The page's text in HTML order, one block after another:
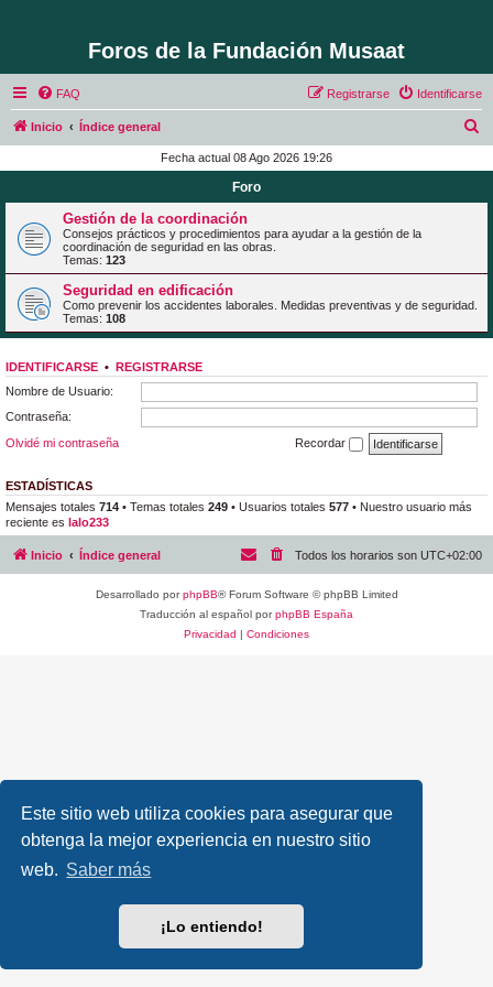
Este sitio web utiliza cookies para asegurar que
obtenga la mejor experiencia en nuestro sitio
web. Saber más
¡Lo entiendo!
Foros de la Fundación Musaat
FAQ Identificarse
Registrarse
Inicio Índice general
c
Fecha actual 08 Ago 2026 19:26
Foro
Gestión de la coordinación
Consejos prácticos y procedimientos para ayudar a la gestión de la
coordinación de seguridad en las obras.
Temas: 123
Seguridad en edificación
Como prevenir los accidentes laborales. Medidas preventivas y de seguridad.
Temas: 108
IDENTIFICARSE • REGISTRARSE
Nombre de Usuario:
Contraseña:
Olvidé mi contraseña
Recordar
ESTADÍSTICAS
Mensajes totales 714 • Temas totales 249 • Usuarios totales 577 • Nuestro usuario más
reciente es lalo233
Inicio Índice general Todos los horarios son UTC+02:00
Desarrollado porphpBB® Forum Software © phpBB Limited
Traducción al español porphpBB España
Privacidad | Condiciones